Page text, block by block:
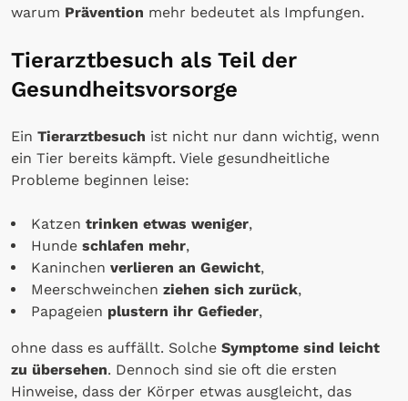
warum Prävention mehr bedeutet als Impfungen.
Tierarztbesuch als Teil der
Gesundheitsvorsorge
Ein Tierarztbesuch ist nicht nur dann wichtig, wenn
ein Tier bereits kämpft. Viele gesundheitliche
Probleme beginnen leise:
Katzen trinken etwas weniger,
Hunde schlafen mehr,
Kaninchen verlieren an Gewicht,
Meerschweinchen ziehen sich zurück,
Papageien plustern ihr Gefieder,
ohne dass es auffällt. Solche Symptome sind leicht
zu übersehen. Dennoch sind sie oft die ersten
Hinweise, dass der Körper etwas ausgleicht, das